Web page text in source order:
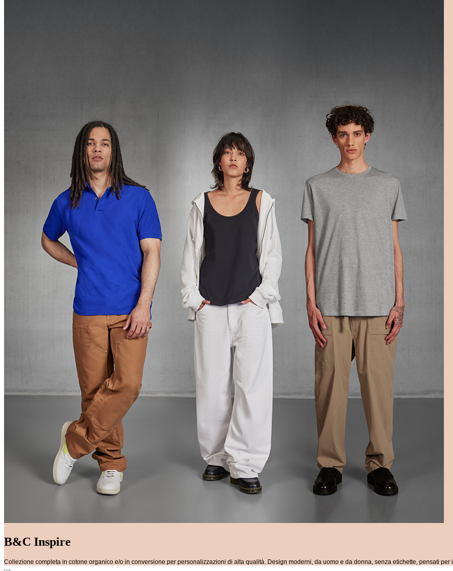
B&C Inspire
Collezione completa in cotone organico e/o in conversione per personalizzazioni di alta qualità. Design moderni, da uomo e da donna, senza etichette, pensati per